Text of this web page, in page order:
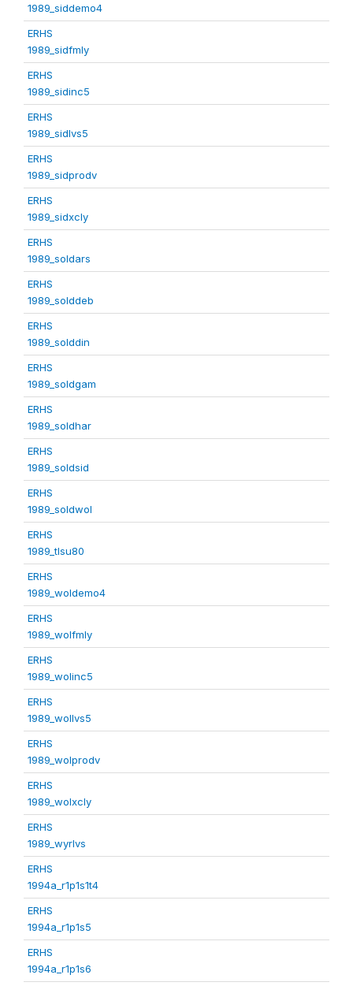
1989_siddemo4
ERHS
1989_sidfmly
ERHS
1989_sidinc5
ERHS
1989_sidlvs5
ERHS
1989_sidprodv
ERHS
1989_sidxcly
ERHS
1989_soldars
ERHS
1989_solddeb
ERHS
1989_solddin
ERHS
1989_soldgam
ERHS
1989_soldhar
ERHS
1989_soldsid
ERHS
1989_soldwol
ERHS
1989_tlsu80
ERHS
1989_woldemo4
ERHS
1989_wolfmly
ERHS
1989_wolinc5
ERHS
1989_wollvs5
ERHS
1989_wolprodv
ERHS
1989_wolxcly
ERHS
1989_wyrlvs
ERHS
1994a_r1p1s1t4
ERHS
1994a_r1p1s5
ERHS
1994a_r1p1s6